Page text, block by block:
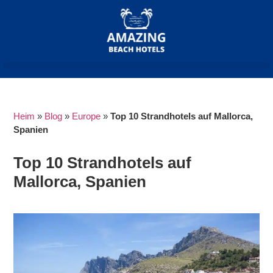
Heim » Blog » Europe »Top 10 Strandhotels auf Mallorca,
Spanien
Top 10 Strandhotels auf
Mallorca, Spanien